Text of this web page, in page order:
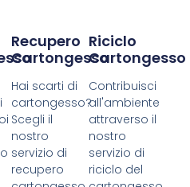
Recupero
Cartongesso
Hai scarti di
cartongesso?
Scegli il
nostro
servizio di
recupero
Riciclo
Cartongesso
Contribuisci
all'ambiente
attraverso il
nostro
servizio di
riciclo del